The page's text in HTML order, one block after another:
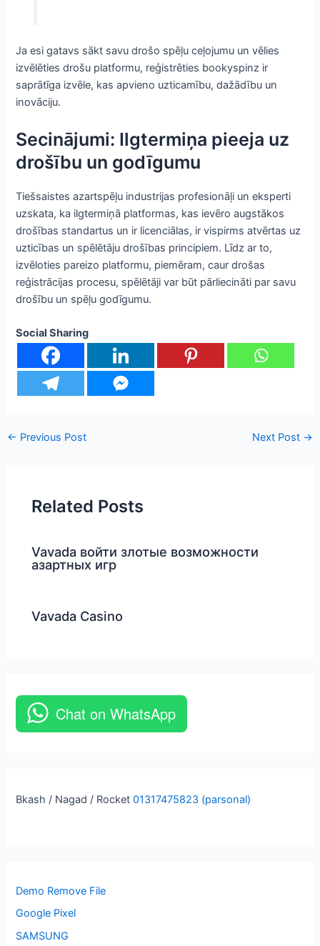
Ja esi gatavs sākt savu drošo spēļu ceļojumu un vēlies
izvēlēties drošu platformu, reģistrēties bookyspinz ir
saprātīga izvēle, kas apvieno uzticamību, dažādību un
inovāciju.
Secinājumi: Ilgtermiņa pieeja uz
drošību un godīgumu
Tiešsaistes azartspēļu industrijas profesionāļi un eksperti
uzskata, ka ilgtermiņā platformas, kas ievēro augstākos
drošības standartus un ir licenciālas, ir vispirms atvērtas uz
uzticības un spēlētāju drošības principiem. Līdz ar to,
izvēloties pareizo platformu, piemēram, caur drošas
reģistrācijas procesu, spēlētāji var būt pārliecināti par savu
drošību un spēļu godīgumu.
Social Sharing
← Previous Post Next Post →
Related Posts
Vavada войти злотые возможности
азартных игр
Vavada Casino
Chat on WhatsApp
Bkash / Nagad / Rocket01317475823 (parsonal)
Demo Remove File
Google Pixel
SAMSUNG